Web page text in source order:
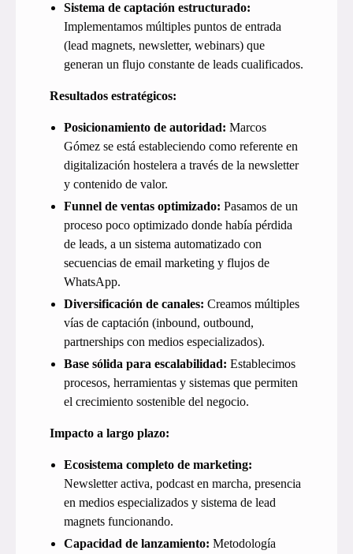
Sistema de captación estructurado:
Implementamos múltiples puntos de entrada
(lead magnets, newsletter, webinars) que
generan un flujo constante de leads cualificados.
Resultados estratégicos:
Posicionamiento de autoridad: Marcos
Gómez se está estableciendo como referente en
digitalización hostelera a través de la newsletter
y contenido de valor.
Funnel de ventas optimizado: Pasamos de un
proceso poco optimizado donde había pérdida
de leads, a un sistema automatizado con
secuencias de email marketing y flujos de
WhatsApp.
Diversificación de canales: Creamos múltiples
vías de captación (inbound, outbound,
partnerships con medios especializados).
Base sólida para escalabilidad: Establecimos
procesos, herramientas y sistemas que permiten
el crecimiento sostenible del negocio.
Impacto a largo plazo:
Ecosistema completo de marketing:
Newsletter activa, podcast en marcha, presencia
en medios especializados y sistema de lead
magnets funcionando.
Capacidad de lanzamiento: Metodología